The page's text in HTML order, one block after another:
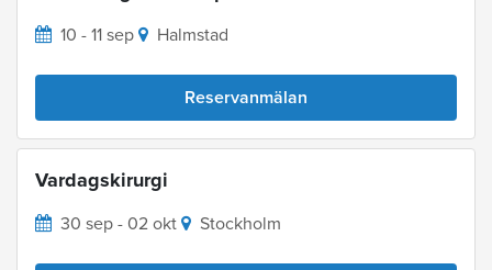
10 - 11 sep Halmstad
Reservanmälan
Vardagskirurgi
30 sep - 02 okt Stockholm